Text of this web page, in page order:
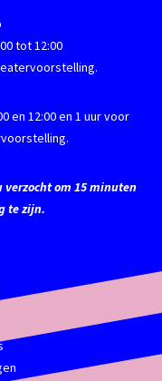
tot 12:00
en 12:00 en 1 uur voor
om 15 minuten
te zijn.